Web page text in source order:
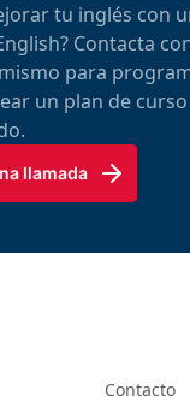
tu inglés con
Contacta
para
un plan de curso
llamada
Contacto